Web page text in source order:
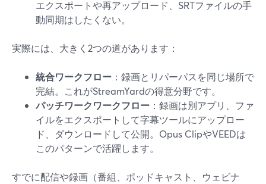
エクスポートや再アップロード、SRTファイルの手
動同期はしたくない。
実際には、大きく2つの道があります：
統合ワークフロー ：録画とリパーパスを同じ場所で
完結。これがStreamYardの得意分野です。
パッチワークワークフロー ：録画は別アプリ、ファ
イルをエクスポートして字幕ツールにアップロー
ド、ダウンロードして公開。Opus ClipやVEEDは
このパターンで活躍します。
すでに配信や録画（番組、ポッドキャスト、ウェビナ